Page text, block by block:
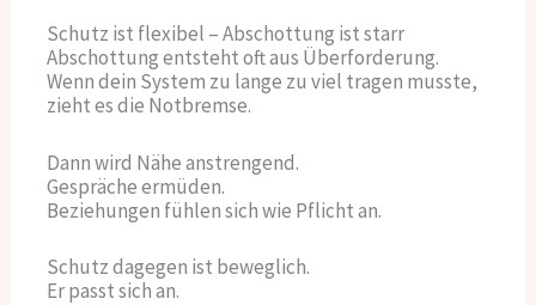
Schutz ist flexibel – Abschottung ist starr
Abschottung entsteht oft aus Überforderung.
Wenn dein System zu lange zu viel tragen musste,
zieht es die Notbremse.
Dann wird Nähe anstrengend.
Gespräche ermüden.
Beziehungen fühlen sich wie Pflicht an.
Schutz dagegen ist beweglich.
Er passt sich an.